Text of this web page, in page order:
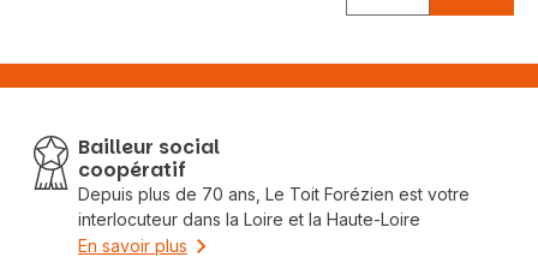
Bailleur social
coopératif
Depuis plus de 70 ans, Le Toit Forézien est votre
interlocuteur dans la Loire et la Haute-Loire
En savoir plus